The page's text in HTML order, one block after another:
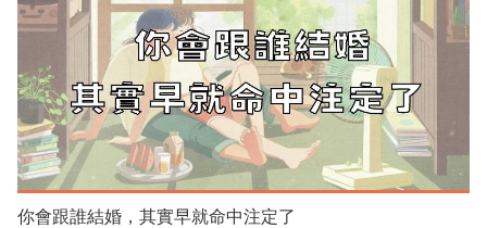
你會跟誰結婚，其實早就命中注定了